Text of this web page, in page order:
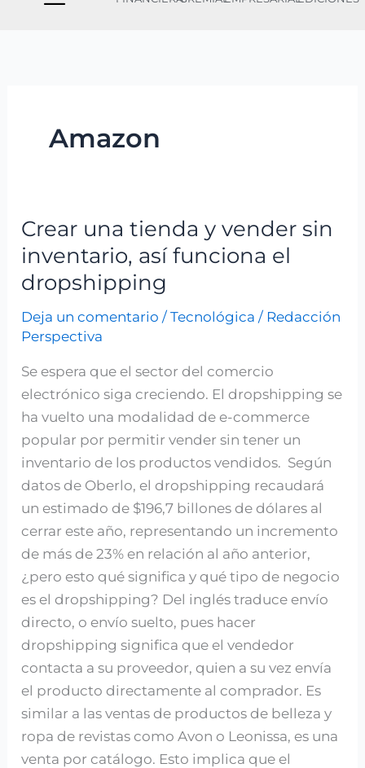
Amazon
Crear una tienda y vender sin
inventario, así funciona el
dropshipping
Deja un comentario /Tecnológica / Redacción
Perspectiva
Se espera que el sector del comercio
electrónico siga creciendo. El dropshipping se
ha vuelto una modalidad de e-commerce
popular por permitir vender sin tener un
inventario de los productos vendidos. Según
datos de Oberlo, el dropshipping recaudará
un estimado de $196,7 billones de dólares al
cerrar este año, representando un incremento
de más de 23% en relación al año anterior,
¿pero esto qué significa y qué tipo de negocio
es el dropshipping? Del inglés traduce envío
directo, o envío suelto, pues hacer
dropshipping significa que el vendedor
contacta a su proveedor, quien a su vez envía
el producto directamente al comprador. Es
similar a las ventas de productos de belleza y
ropa de revistas como Avon o Leonissa, es una
venta por catálogo. Esto implica que el
Crear
una
tienda
y
vender
sin
inventario,
así
funciona
dropshipping